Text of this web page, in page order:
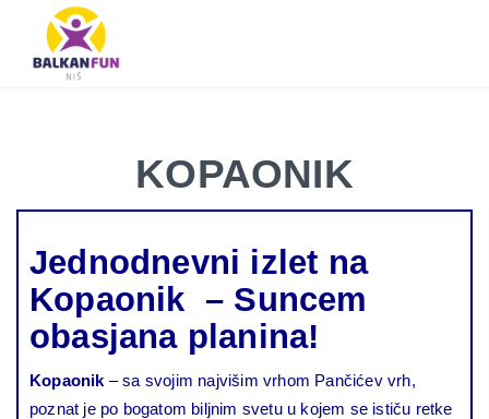
Travel
DESTINACIJE
KONTAKTIRAJTE
KOPAONIK
Jednodnevni izlet na
Kopaonik – Suncem
obasjana planina!
Kopaonik – sa svojim najvišim vrhom Pančićev vrh,
poznat je po bogatom biljnim svetu u kojem se ističu retke